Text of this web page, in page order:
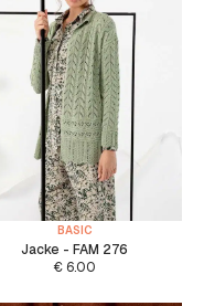
BASIC
Jacke - FAM 276
€ 6.00